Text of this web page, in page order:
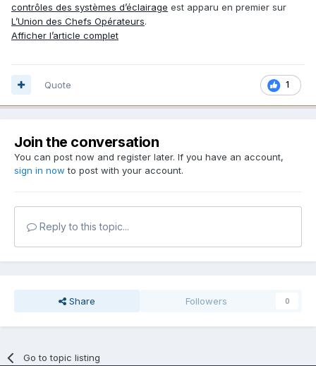
contrôles des systèmes d’éclairage est apparu en premier sur
L’Union des Chefs Opérateurs.
Afficher l’article complet
1
Quote
Join the conversation
You can post now and register later. If you have an account,
sign in now to post with your account.
Reply to this topic...
Share Followers 0
Go to topic listing